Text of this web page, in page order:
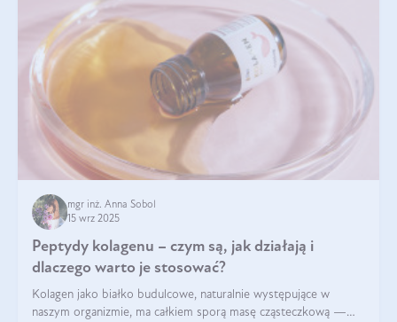
mgr inż. Anna Sobol
15 wrz 2025
Peptydy kolagenu – czym są, jak działają i
dlaczego warto je stosować?
Kolagen jako białko budulcowe, naturalnie występujące w
naszym organizmie, ma całkiem sporą masę cząsteczkową —